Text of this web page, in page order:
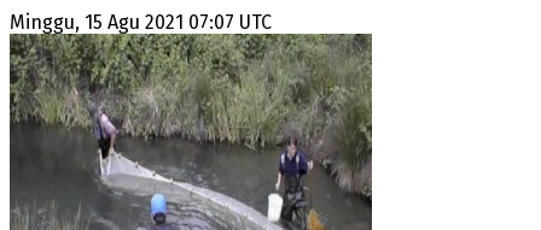
Minggu, 15 Agu 2021 07:07 UTC